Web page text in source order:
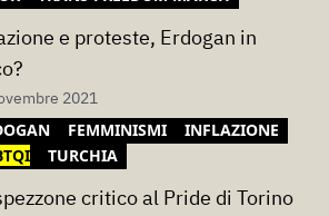
e proteste, Erdogan in
2021
FEMMINISMI
INFLAZIONE
TURCHIA
critico al Pride di Torino